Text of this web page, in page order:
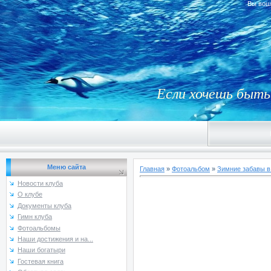
Вы
Если хочешь быть
Меню сайта
Новости клуба
О клубе
Документы клуба
Гимн клуба
Фотоальбомы
Наши достижения и на...
Наши богатыри
Гостевая книга
Главная » Фотоальбом » Зимние забавы в